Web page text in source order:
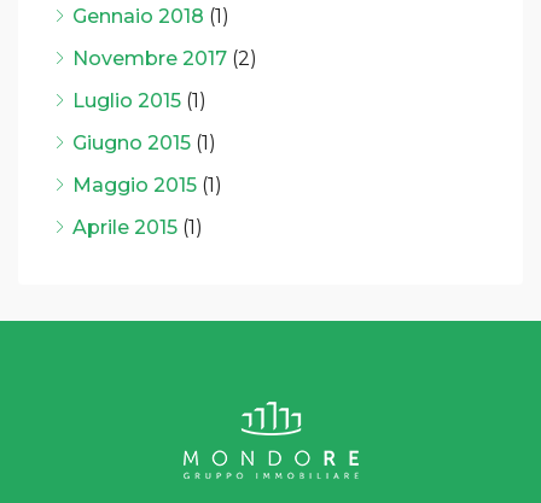
Gennaio 2018 (1)
Novembre 2017 (2)
Luglio 2015 (1)
Giugno 2015 (1)
Maggio 2015 (1)
Aprile 2015 (1)